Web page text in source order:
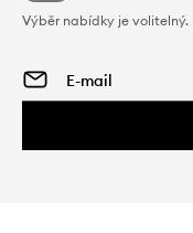
Výběr nabídky je volitelný.